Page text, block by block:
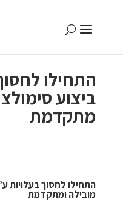
התחילו
ביצוע
מתקדמת
התחילו לחסוך בעלויות
מובילה ומתקדמת